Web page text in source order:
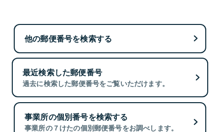
他の郵便番号を検索する
最近検索した郵便番号
過去に検索した郵便番号をご覧いただけます。
事業所の個別番号を検索する
事業所の７けたの個別郵便番号をお調べします。